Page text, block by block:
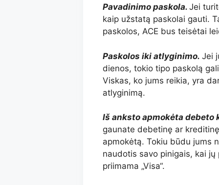
Pavadinimo paskola. Jei
kaip užstatą paskolai gauti.
paskolos, ACE bus teisėtai
Paskolos iki atlyginimo. Jei
dienos, tokio tipo paskolą
Viskas, ko jums reikia, yra
atlyginimą.
Iš anksto apmokėta debeto
gaunate debetinę ar
apmokėtą. Tokiu būdu jums
naudotis savo pinigais, kai
priimama „Visa“.